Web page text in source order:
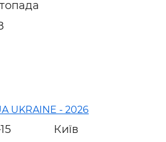
UKRAINE - 2026
Київ